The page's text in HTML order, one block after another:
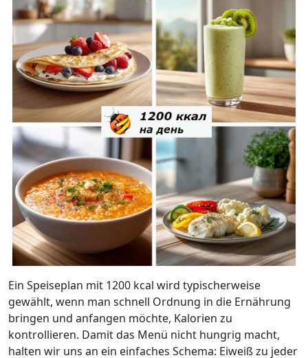
Ein Speiseplan mit 1200 kcal wird typischerweise
gewählt, wenn man schnell Ordnung in die Ernährung
bringen und anfangen möchte, Kalorien zu
kontrollieren. Damit das Menü nicht hungrig macht,
halten wir uns an ein einfaches Schema: Eiweiß zu jeder